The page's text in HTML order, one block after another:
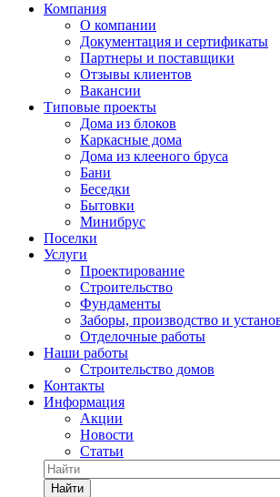
Компания
О компании
Документация и сертификаты
Партнеры и поставщики
Отзывы клиентов
Вакансии
Типовые проекты
Дома из блоков
Каркасные дома
Дома из клееного бруса
Бани
Беседки
Бытовки
Минибрус
Поселки
Услуги
Проектирование
Строительство
Фундаменты
Заборы, производство и
Отделочные работы
Наши работы
Строительство домов
Контакты
Информация
Акции
Новости
Статьи
Найти